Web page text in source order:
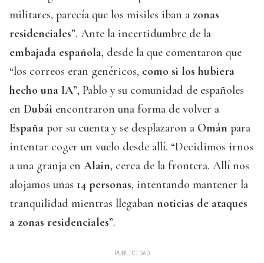
militares, parecía que los misiles iban a zonas
residenciales”. Ante la incertidumbre de la
embajada española, desde la que comentaron que
“los correos eran genéricos, como si los hubiera
hecho una IA”, Pablo y su comunidad de españoles
en Dubái encontraron una forma de volver a
España por su cuenta y se desplazaron a Omán para
intentar coger un vuelo desde allí. “Decidimos irnos
a una granja en Alain, cerca de la frontera. Allí nos
alojamos unas 14 personas, intentando mantener la
tranquilidad mientras llegaban noticias de ataques
a zonas residenciales”.